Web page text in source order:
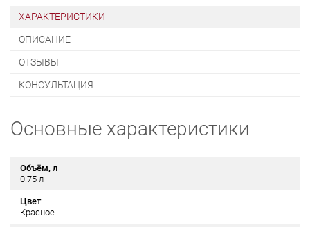
ХАРАКТЕРИСТИКИ
ОПИСАНИЕ
ОТЗЫВЫ
КОНСУЛЬТАЦИЯ
Основные характеристики
Объём, л
0.75 л
Цвет
Красное